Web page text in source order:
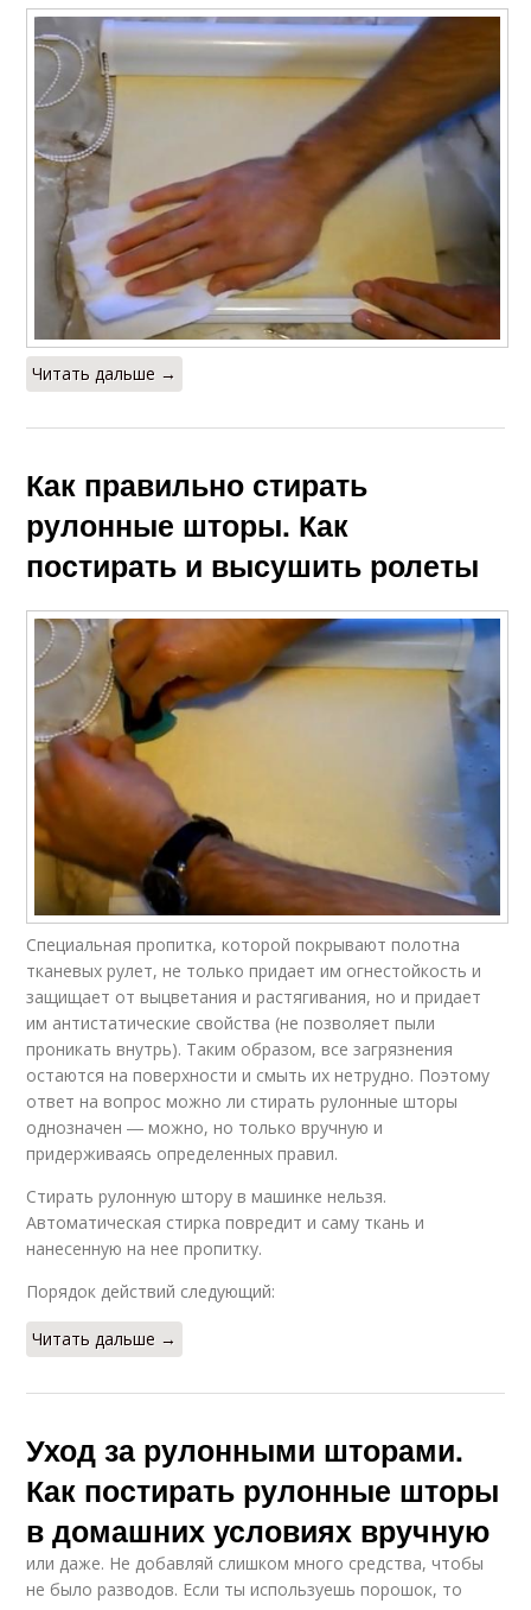
Читать дальше →
Как правильно стирать
рулонные шторы. Как
постирать и высушить ролеты
Специальная пропитка, которой покрывают полотна
тканевых рулет, не только придает им огнестойкость и
защищает от выцветания и растягивания, но и придает
им антистатические свойства (не позволяет пыли
проникать внутрь). Таким образом, все загрязнения
остаются на поверхности и смыть их нетрудно. Поэтому
ответ на вопрос можно ли стирать рулонные шторы
однозначен ― можно, но только вручную и
придерживаясь определенных правил.
Стирать рулонную штору в машинке нельзя.
Автоматическая стирка повредит и саму ткань и
нанесенную на нее пропитку.
Порядок действий следующий:
Читать дальше →
Уход за рулонными шторами.
Как постирать рулонные шторы
в домашних условиях вручную
или даже. Не добавляй слишком много средства, чтобы
не было разводов. Если ты используешь порошок, то